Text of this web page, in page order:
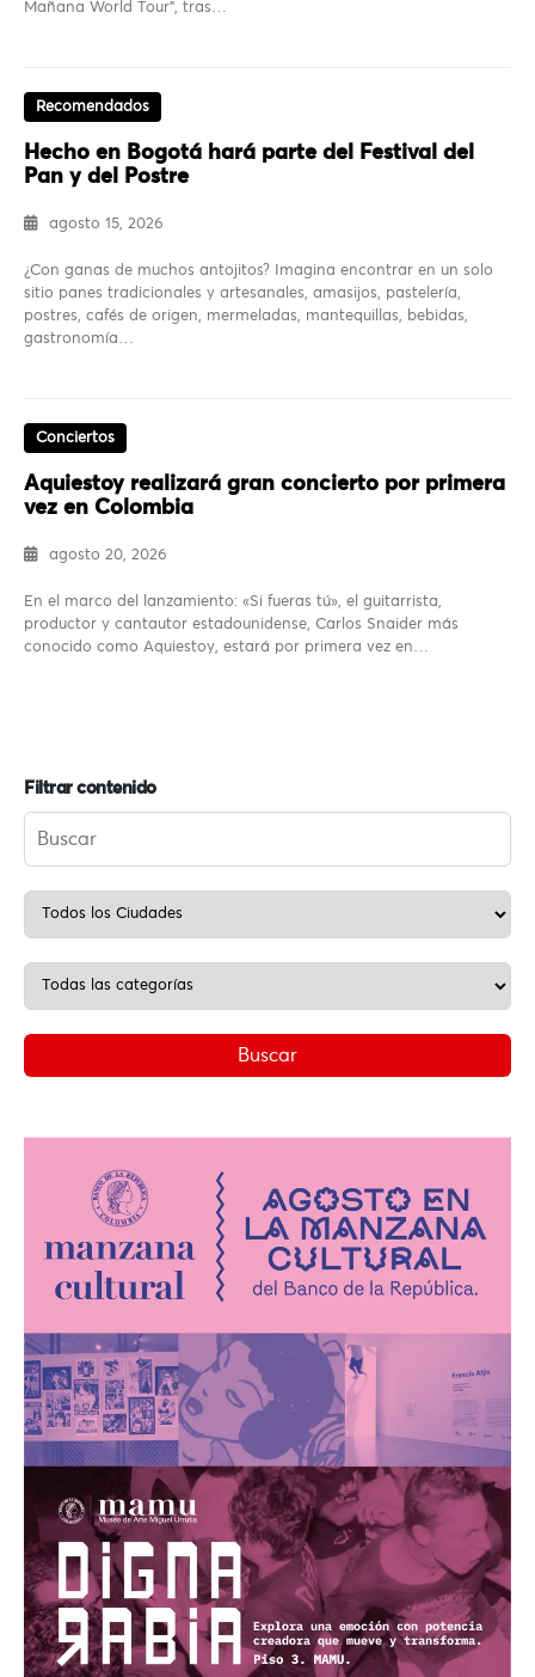
Mañana World Tour”, tras…
Recomendados
Hecho en Bogotá hará parte del Festival del
Pan y del Postre
agosto 15, 2026
¿Con ganas de muchos antojitos? Imagina encontrar en un solo
sitio panes tradicionales y artesanales, amasijos, pastelería,
postres, cafés de origen, mermeladas, mantequillas, bebidas,
gastronomía…
Conciertos
Aquiestoy realizará gran concierto por primera
vez en Colombia
agosto 20, 2026
En el marco del lanzamiento: «Si fueras tú», el guitarrista,
productor y cantautor estadounidense, Carlos Snaider más
conocido como Aquiestoy, estará por primera vez en…
Filtrar contenido